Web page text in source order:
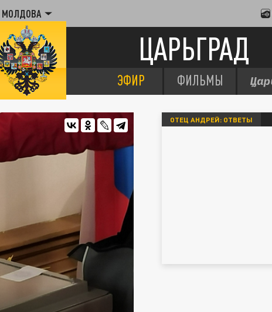
МОЛДОВА
ЦАРЬГРАД
ЭФИР ФИЛЬМЫ
ОТЕЦ АНДРЕЙ: ОТВЕТЫ